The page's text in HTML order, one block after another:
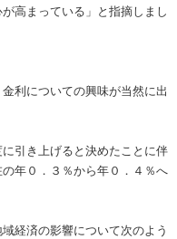
高まっている」と指摘しまし
利についての興味が当然に出
引き上げると決めたことに伴
年０．３％から年０．４％へ
経済の影響について次のよう